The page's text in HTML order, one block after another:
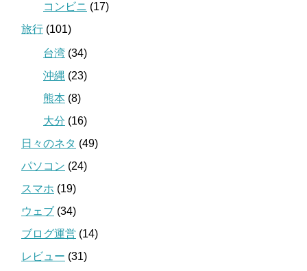
コンビニ (17)
旅行 (101)
台湾 (34)
沖縄 (23)
熊本 (8)
大分 (16)
日々のネタ (49)
パソコン (24)
スマホ (19)
ウェブ (34)
ブログ運営 (14)
レビュー (31)